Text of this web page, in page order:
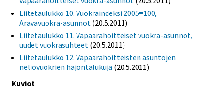
Liitetaulukko 10. Vuokraindeksi 2005=100,
Aravavuokra-asunnot (20.5.2011)
Liitetaulukko 11. Vapaarahoitteiset vuokra-asunnot,
uudet vuokrasuhteet (20.5.2011)
Liitetaulukko 12. Vapaarahoitteisten asuntojen
neliövuokrien hajontalukuja (20.5.2011)
Kuviot